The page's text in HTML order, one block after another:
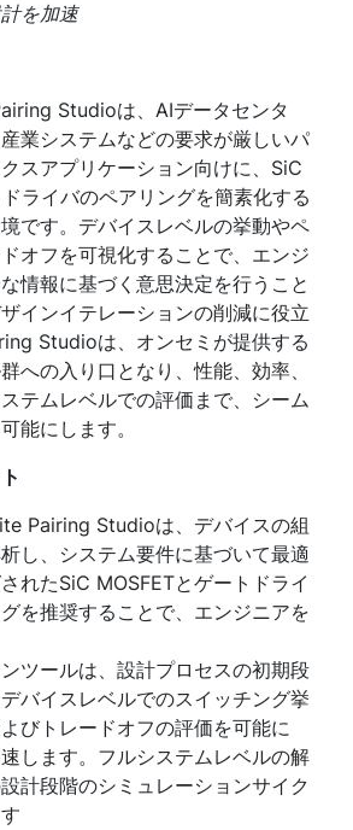
を加速
Studioは、AIデータセンタ
業システムなどの要求が厳しいパ
スアプリケーション向けに、SiC
ライバのペアリングを簡素化する
です。デバイスレベルの挙動やペ
オフを可視化することで、エンジ
情報に基づく意思決定を行うこと
インイテレーションの削減に役立
Studioは、オンセミが提供する
への入り口となり、性能、効率、
テムレベルでの評価まで、シーム
能にします。
Pairing Studioは、デバイスの組
し、システム要件に基づいて最適
れたSiC MOSFETとゲートドライ
を推奨することで、エンジニアを
ツールは、設計プロセスの初期段
バイスレベルでのスイッチング挙
びトレードオフの評価を可能に
します。フルシステムレベルの解
計段階のシミュレーションサイク